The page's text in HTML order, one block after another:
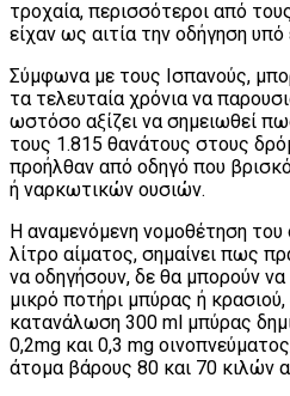
τροχαία, περισσότεροι από
είχαν ως αιτία την οδήγηση
Σύμφωνα με τους Ισπανούς,
τα τελευταία χρόνια να
ωστόσο αξίζει να σημειωθεί
τους 1.815 θανάτους στους
προήλθαν από οδηγό που
ή ναρκωτικών ουσιών.
Η αναμενόμενη νομοθέτηση
λίτρο αίματος, σημαίνει πως
να οδηγήσουν, δε θα μπορούν
μικρό ποτήρι μπύρας ή
κατανάλωση 300 ml μπύρας
0,2mg και 0,3 mg
άτομα βάρους 80 και 70 κιλών